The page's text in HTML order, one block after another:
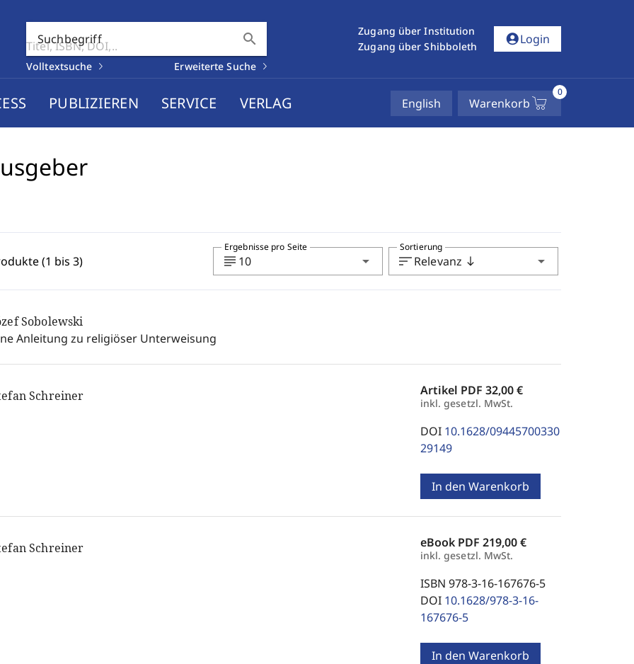
Suchbegriff search
Volltextsuche Erweiterte Suche
Zugang über Institution
Zugang über Shibboleth
account_circleLogin
PUBLIZIEREN SERVICE VERLAG English Warenkorb
0
(1 bis 3) subject 10 arrow_drop_down
Ergebnisse pro Seite
sortRelevanz south arrow_drop_down
Sortierung
Sobolewski
Anleitung zu religiöser Unterweisung
Schreiner Artikel PDF 32,00 €
inkl. gesetzl. MwSt.
DOI 10.1628/09445700330
29149
In den Warenkorb
Schreiner eBook PDF 219,00 €
inkl. gesetzl. MwSt.
ISBN 978-3-16-167676-5
DOI 10.1628/978-3-16-
167676-5
In den Warenkorb